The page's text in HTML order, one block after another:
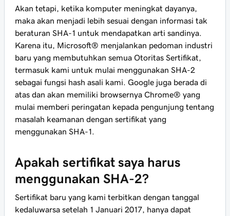
Akan tetapi, ketika komputer meningkat dayanya,
maka akan menjadi lebih sesuai dengan informasi tak
beraturan SHA-1 untuk mendapatkan arti sandinya.
Karena itu, Microsoft® menjalankan pedoman industri
baru yang membutuhkan semua Otoritas Sertifikat,
termasuk kami untuk mulai menggunakan SHA-2
sebagai fungsi hash asali kami. Google juga berada di
atas dan akan memiliki browsernya Chrome® yang
mulai memberi peringatan kepada pengunjung tentang
masalah keamanan dengan sertifikat yang
menggunakan SHA-1.
Apakah sertifikat saya harus
menggunakan SHA-2?
Sertifikat baru yang kami terbitkan dengan tanggal
kedaluwarsa setelah 1 Januari 2017, hanya dapat